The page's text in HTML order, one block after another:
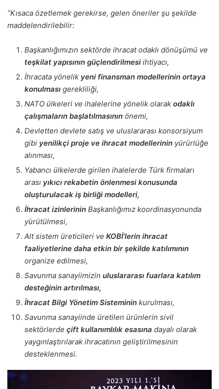
“Kısaca özetlemek gerekirse, gelen öneriler şu şekilde
maddelendirilebilir:
Başkanlığımızın sektörde ihracat odaklı dönüşümü ve
teşkilat yapısının güçlendirilmesi ihtiyacı,
İhracata yönelik yeni finansman modellerinin ortaya
konulması gerekliliği,
NATO ülkeleri ve ihalelerine yönelik olarak odaklı
çalışmaların başlatılmasının önemi,
Devletten devlete satış ve uluslararası konsorsiyum
gibi yenilikçi proje ve ihracat modellerinin yürürlüğe
alınması,
Yabancı ülkelerde girilen ihalelerde Türk firmaları
arası yıkıcı rekabetin önlenmesi konusunda
oluşturulacak iş birliği modelleri,
İhracat izinlerinin Başkanlığımız koordinasyonunda
yürütülmesi,
Alt sistem üreticileri ve KOBİ’lerin ihracat
faaliyetlerine daha etkin bir şekilde katılımının
organize edilmesi,
Savunma sanayiimizin uluslararası fuarlara katılım
desteğinin artırılması,
İhracat Bilgi Yönetim Sisteminin kurulması,
Savunma sanayiinde üretilen ürünlerin sivil
sektörlerde çift kullanımlılık esasına dayalı olarak
yaygınlaştırılarak ihracatının geliştirilmesinin
desteklenmesi.